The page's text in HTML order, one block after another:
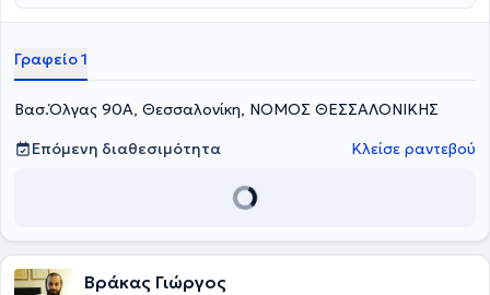
εντάσσονται στο πλαίσιο της φυσικοθεραπείας. Ανάλογα με τις
χώρο του φυσικοθεραπευτηρίου, υπάρχει και η δυνατότητα των κατ’
οίκον επισκέψεων.
Γραφείο 1
Βασ.Όλγας 90Α, Θεσσαλονίκη, ΝΟΜΟΣ ΘΕΣΣΑΛΟΝΙΚΗΣ
Επόμενη διαθεσιμότητα
Κλείσε ραντεβού
Βράκας Γιώργος